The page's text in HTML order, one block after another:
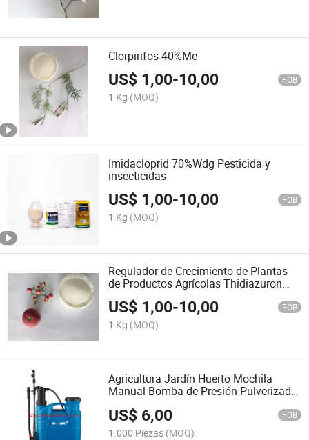
Clorpirifos 40%Me
US$ 1,00-10,00 FOB
1 Kg (MOQ)
Imidacloprid 70%Wdg Pesticida y
insecticidas
US$ 1,00-10,00 FOB
1 Kg (MOQ)
Regulador de Crecimiento de Plantas
de Productos Agrícolas Thidiazuron
98% Tc
US$ 1,00-10,00 FOB
1 Kg (MOQ)
Agricultura Jardín Huerto Mochila
Manual Bomba de Presión Pulverizador
US$ 6,00 FOB
1.000 Piezas (MOQ)